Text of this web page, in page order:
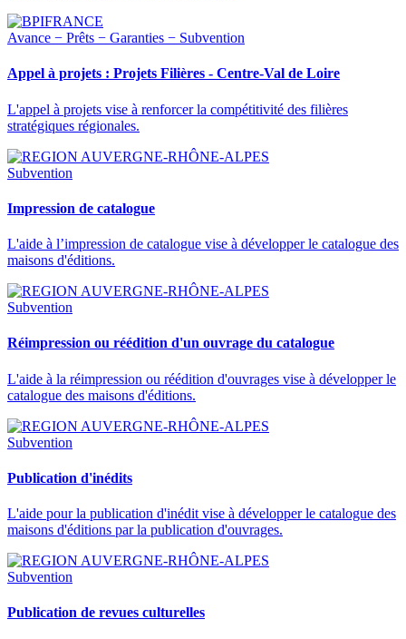
Avance − Prêts − Garanties − Subvention
Appel à projets : Projets Filières - Centre-Val de Loire
L'appel à projets vise à renforcer la compétitivité des filières
stratégiques régionales.
Subvention
Impression de catalogue
L'aide à l’impression de catalogue vise à développer le catalogue des
maisons d'éditions.
Subvention
Réimpression ou réédition d'un ouvrage du catalogue
L'aide à la réimpression ou réédition d'ouvrages vise à développer le
catalogue des maisons d'éditions.
Subvention
Publication d'inédits
L'aide pour la publication d'inédit vise à développer le catalogue des
maisons d'éditions par la publication d'ouvrages.
Subvention
Publication de revues culturelles